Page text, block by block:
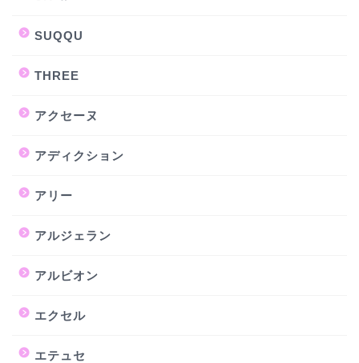
SUQQU
THREE
アクセーヌ
アディクション
アリー
アルジェラン
アルビオン
エクセル
エテュセ